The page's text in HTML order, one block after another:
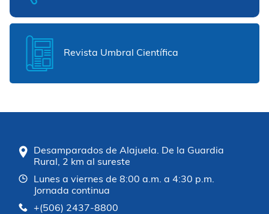
Revista Umbral Científica
Desamparados de Alajuela. De la Guardia
Rural, 2 km al sureste
Lunes a viernes de 8:00 a.m. a 4:30 p.m.
Jornada continua
+(506) 2437-8800